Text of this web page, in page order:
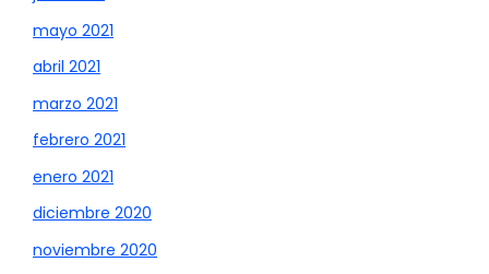
mayo 2021
abril 2021
marzo 2021
febrero 2021
enero 2021
diciembre 2020
noviembre 2020